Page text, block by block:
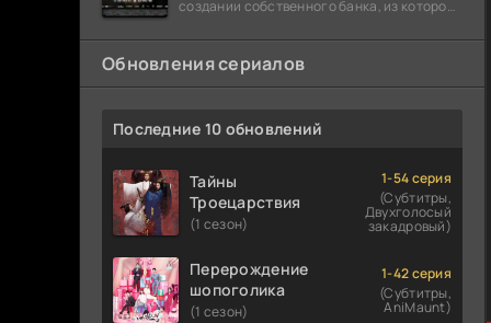
создании собственного банка, из которого
долларов. Однако,
Обновления сериалов
Последние 10 обновлений
Тайны
Троецарствия
(1 сезон)
1-54 серия
(Субтитры,
Двухголосый
закадровый)
Перерождение
шопоголика
(1 сезон)
1-42 серия
(Субтитры,
AniMaunt)